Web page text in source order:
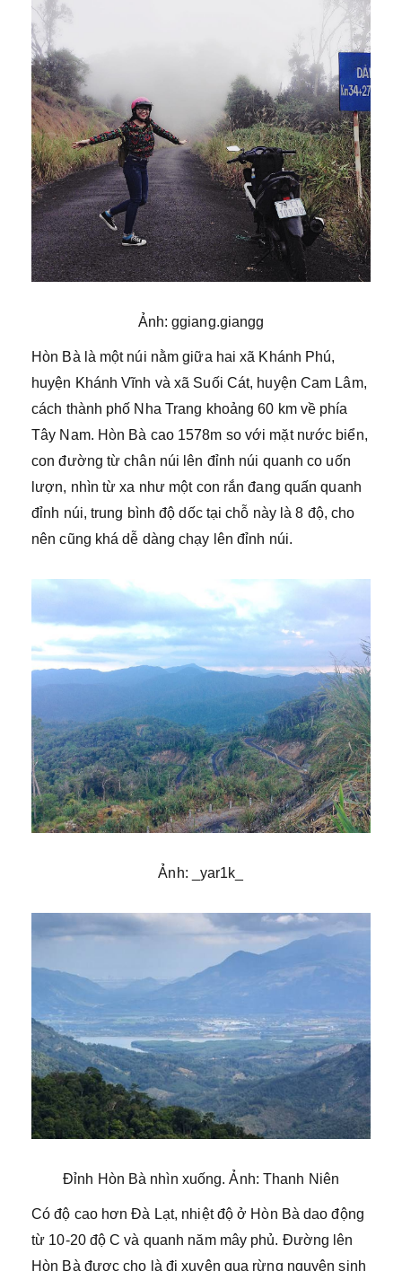
Ảnh: ggiang.giangg
Hòn Bà là một núi nằm giữa hai xã Khánh Phú,
huyện Khánh Vĩnh và xã Suối Cát, huyện Cam Lâm,
cách thành phố Nha Trang khoảng 60 km về phía
Tây Nam. Hòn Bà cao 1578m so với mặt nước biển,
con đường từ chân núi lên đỉnh núi quanh co uốn
lượn, nhìn từ xa như một con rắn đang quấn quanh
đỉnh núi, trung bình độ dốc tại chỗ này là 8 độ, cho
nên cũng khá dễ dàng chạy lên đỉnh núi.
Ảnh: _yar1k_
Đỉnh Hòn Bà nhìn xuống. Ảnh: Thanh Niên
Có độ cao hơn Đà Lạt, nhiệt độ ở Hòn Bà dao động
từ 10-20 độ C và quanh năm mây phủ. Đường lên
Hòn Bà được cho là đi xuyên qua rừng nguyên sinh